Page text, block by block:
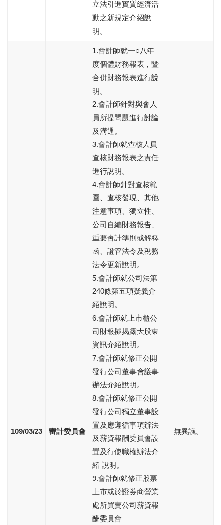
立法引進實質經濟活
動之新規定介紹說
明。
109/03/23 審計委員會
1.會計師就一○八年
度個體財務報表，暨
合併財務報表進行說
明。
2.會計師針對與會人
員所提問題進行討論
及溝通。
3.會計師就查核人員
查核財務報表之責任
進行說明。
4.會計師針對查核範
圍、查核發現、其他
注意事項、獨立性、
公司自編財務報告、
重要會計準則或解釋
函、證管法令及稅務
法令更新說明。
5.會計師就公司法第
240條第五項疑義介
紹說明。
6.會計師就上市櫃公
司財報擬揭露大股東
資訊介紹說明。
7.會計師就修正公開
發行公司董事會議事
辦法介紹說明。
8.會計師就修正公開
發行公司獨立董事設
置及應遵循事項辦法
及薪資報酬委員會設
置及行使職權辦法介
紹 說明。
9.會計師就修正股票
上市或於證券商營業
處所買賣公司薪資報
酬委員會
無異議。